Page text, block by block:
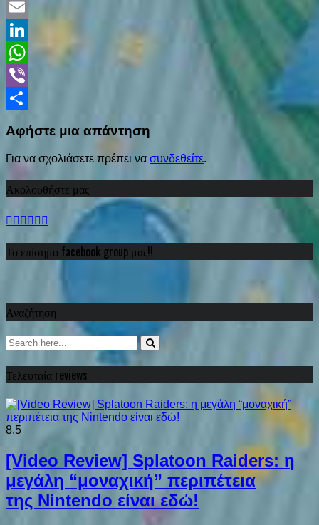
Twitter
Email
LinkedIn
WhatsApp
Viber
Αφήστε μια απάντηση
Για να σχολιάσετε πρέπει να συνδεθείτε.
Ακολουθήστε μας
Το επίσημο facebook group μας!!
Αναζήτηση
Τελευταία reviews
8.5
[Video Review] Splatoon Raiders: η
μεγάλη “μοναχική” περιπέτεια
της Nintendo είναι εδώ!